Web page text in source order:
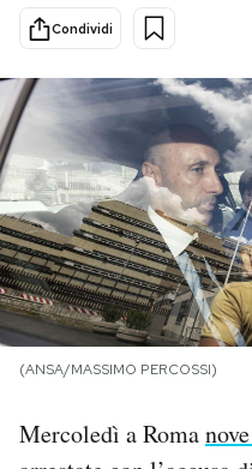
Economia
PODCAST
NEWSLETTER
I MIEI PREFERITI
Condividi
(ANSA/MASSIMO PERCOSSI)
Mercoledì a Roma